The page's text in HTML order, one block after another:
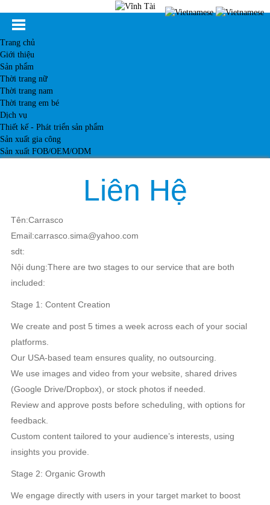
Trang chủ
Giới thiệu
Sản phẩm
Thời trang nữ
Thời trang nam
Thời trang em bé
Dịch vụ
Thiết kế - Phát triển sản phẩm
Sản xuất gia công
Sản xuất FOB/OEM/ODM
Liên Hệ
Tên:Carrasco
Email:carrasco.sima@yahoo.com
sdt:
Nội dung:There are two stages to our service that are both
included:
Stage 1: Content Creation
We create and post 5 times a week across each of your social
platforms.
Our USA-based team ensures quality, no outsourcing.
We use images and video from your website, shared drives
(Google Drive/Dropbox), or stock photos if needed.
Review and approve posts before scheduling, with options for
feedback.
Custom content tailored to your audience’s interests, using
insights you provide.
Stage 2: Organic Growth
We engage directly with users in your target market to boost